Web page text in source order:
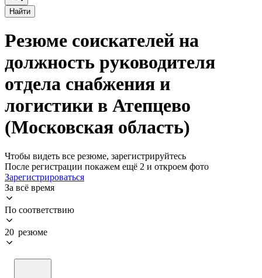
Найти
Резюме соискателей на
должность руководителя
отдела снабжения и
логистики в Атепцево
(Московская область)
Чтобы видеть все резюме, зарегистрируйтесь
После регистрации покажем ещё 2 и откроем фото
Зарегистрироваться
За всё время
По соответствию
20 резюме